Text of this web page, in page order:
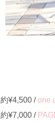
¥4,500 /one
¥7,000 /